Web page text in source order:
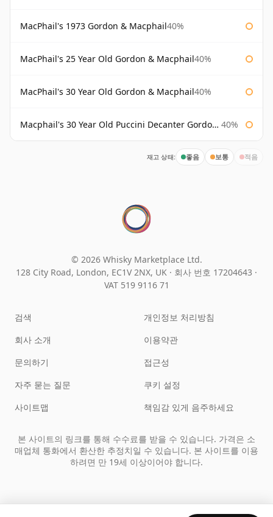
MacPhail's 1973 Gordon & Macphail40%
MacPhail's 25 Year Old Gordon & Macphail40%
MacPhail's 30 Year Old Gordon & Macphail40%
Macphail's 30 Year Old Puccini Decanter Gordon & Macphail 40%
재고 상태: 좋음 보통 적음
© 2026 Whisky Marketplace Ltd.
128 City Road, London, EC1V 2NX, UK · 회사 번호 17204643 ·
VAT 519 9116 71
검색
회사 소개
문의하기
자주 묻는 질문
사이트맵
개인정보 처리방침
이용약관
접근성
쿠키 설정
책임감 있게 음주하세요
본 사이트의 링크를 통해 수수료를 받을 수 있습니다. 가격은 소
매업체 통화에서 환산한 추정치일 수 있습니다. 본 사이트를 이용
하려면 만 19세 이상이어야 합니다.